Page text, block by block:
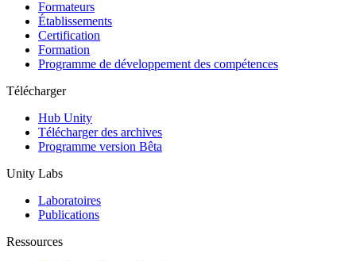
Jeux XR
Lancez des jeux XR sur plusieurs plateformes
Jeux multijoueur
Simplifiez le développement de jeux multijoueurs
Formateurs
Établissements
Certification
Formation
Programme de développement des compétences
Télécharger
Hub Unity
Télécharger des archives
Programme version Bêta
Unity Labs
Laboratoires
Publications
Ressources